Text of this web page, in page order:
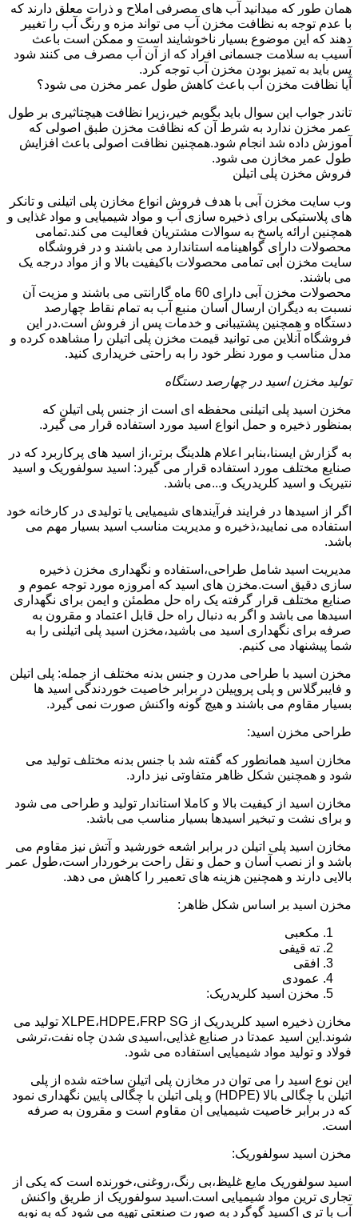
همان طور که میدانید آب های مصرفی املاح و ذرات معلق دارند که
با عدم توجه به نظافت مخزن آب می تواند مزه و رنگ آب را تغییر
دهند که این موضوع بسیار ناخوشایند است و ممکن است باعث
آسیب به سلامت جسمانی افراد که از آن آب مصرف می کنند شود
پس باید به تمیز بودن مخزن آب توجه کرد.
آیا نظافت مخزن آب باعث کاهش طول عمر مخزن می شود؟
تاندر جواب این سوال باید بگویم خیر،زیرا نظافت هیچتاثیری بر طول
عمر مخزن ندارد به شرط آن که نظافت مخزن طبق اصولی که
آموزش داده شد انجام شود.همچنین نظافت اصولی باعث افزایش
طول عمر مخازن می شود.
فروش مخزن پلی اتیلن
وب سایت مخزن آبی با هدف فروش انواع مخازن پلی اتیلنی و تانکر
های پلاستیکی برای ذخیره سازی آب و مواد شیمیایی و مواد غذایی و
همچنین ارائه پاسخ به سوالات مشتریان فعالیت می کند.تمامی
محصولات دارای گواهینامه استاندارد می باشند و در فروشگاه
سایت مخزن آبی تمامی محصولات باکیفیت بالا و از مواد درجه یک
می باشند.
محصولات مخزن آبی دارای 60 ماه گارانتی می باشند و مزیت آن
نسبت به دیگران ارسال آسان منبع آب به تمام نقاط چهارصد
دستگاه و همچنین پشتیبانی و خدمات پس از فروش است.در این
فروشگاه آنلاین می توانید قیمت مخزن پلی اتیلن را مشاهده کرده و
مدل مناسب و مورد نظر خود را به راحتی خریداری کنید.
تولید مخزن اسید در چهارصد دستگاه
مخزن اسید پلی اتیلنی محفظه ای است از جنس پلی اتیلن که
بمنظور ذخیره و حمل انواع اسید مورد استفاده قرار می گیرد.
به گزارش ایسنا،بنابر اعلام هلدینگ برتر،از اسید های پرکاربرد که در
صنایع مختلف مورد استفاده قرار می گیرد: اسید سولفوریک و اسید
نتیریک و اسید کلریدریک و...می باشد.
اگر از اسیدها در فرایند فرآیندهای شیمیایی یا تولیدی در کارخانه خود
استفاده می نمایید،ذخیره و مدیریت مناسب اسید بسیار مهم می
باشد.
مدیریت اسید شامل طراحی،استفاده و نگهداری مخزن ذخیره
سازی دقیق است.مخزن های اسید که امروزه مورد توجه عموم و
صنایع مختلف قرار گرفته یک راه حل مطمئن و ایمن برای نگهداری
اسیدها می باشد و اگر به دنبال راه حل قابل اعتماد و مقرون به
صرفه برای نگهداری اسید می باشید،مخزن اسید پلی اتیلنی را به
شما پیشنهاد می کنیم.
مخزن اسید با طراحی مدرن و جنس بدنه مختلف از جمله: پلی اتیلن
و فایبرگلاس و پلی پروپیلن در برابر خاصیت خوردندگی اسید ها
بسیار مقاوم می باشند و هیچ گونه واکنش صورت نمی گیرد.
طراحی مخزن اسید:
مخازن اسید همانطور که گفته شد با جنس بدنه مختلف تولید می
شود و همچنین شکل ظاهر متفاوتی نیز دارد.
مخازن اسید از کیفیت بالا و کاملا استاندار تولید و طراحی می شود
و برای نشت و تبخیر اسیدها بسیار مناسب می باشد.
مخازن اسید پلی اتیلن در برابر اشعه خورشید و آتش نیز مقاوم می
باشد و از نصب آسان و حمل و نقل راحت برخوردار است،طول عمر
بالایی دارند و همچنین هزینه های تعمیر را کاهش می دهد.
مخزن اسید بر اساس شکل ظاهر:
مکعبی
ته قیفی
افقی
عمودی
مخزن اسید کلریدریک:
مخازن ذخیره اسید کلریدریک از XLPE،HDPE،FRP SG تولید می
شوند.این اسید عمدتا در صنایع غذایی،اسیدی شدن چاه نفت،ترشی
فولاد و تولید مواد شیمیایی استفاده می شود.
این نوع اسید را می توان در مخازن پلی اتیلن ساخته شده از پلی
اتیلن با چگالی بالا (HDPE) و پلی اتیلن با چگالی پایین نگهداری نمود
که در برابر خاصیت شیمیایی ان مقاوم است و مقرون به صرفه
است.
مخزن اسید سولفوریک:
اسید سولفوریک مایع غلیظ،بی رنگ،روغنی،خورنده است که یکی از
تجاری ترین مواد شیمیایی است.اسید سولفوریک از طریق واکنش
آب با تری اکسید گوگرد به صورت صنعتی تهیه می شود که به نوبه